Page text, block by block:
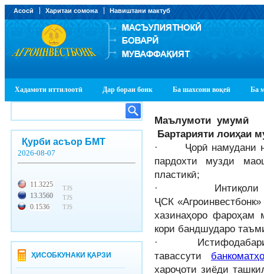
Асосӣ Харитаи сомона Навиштани мактуб
Хадамоти иттилоотӣ Дар бораи бонк Ба шахсони воқеӣ Ба
Қурби асъор БМТ
2026-08-07
11.3225
13.3560
0.1536
TJS
TJS
TJS
ҲИСОБКУНАКИ ҚАРЗИ
Маълумоти умумӣ
Бартарияти лоиҳаи
· Ҷорӣ намудани
пардохти музди
пластикӣ;
· Интиқоли
ҶСК
хазинаҳоро
кори бандшударо
· Истифодабарии
тавассути
хароҷоти зиёди